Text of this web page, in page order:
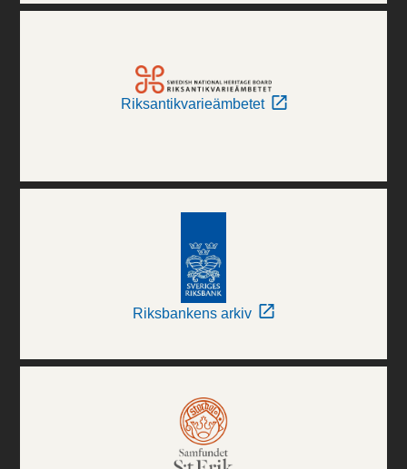
Riksantikvarieämbetet
Riksbankens arkiv